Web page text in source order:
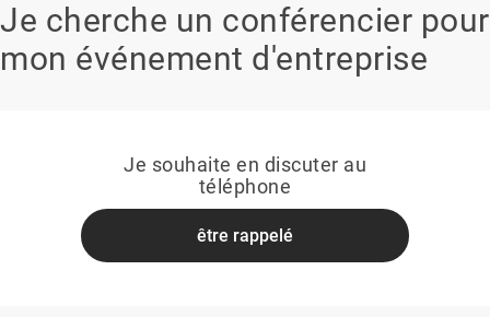
Je cherche un conférencier pour
mon événement d'entreprise
Je souhaite en discuter au
téléphone
être rappelé